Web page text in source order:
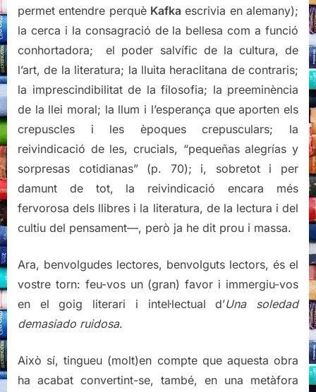
permet entendre perquè Kafka escrivia en alemany);
la cerca i la consagració de la bellesa com a funció
conhortadora; el poder salvífic de la cultura, de
l’art, de la literatura; la lluita heraclitana de contraris;
la imprescindibilitat de la filosofia; la preeminència
de la llei moral; la llum i l’esperança que aporten els
crepuscles i les èpoques crepusculars; la
reivindicació de les, crucials, “pequeñas alegrías y
sorpresas cotidianas” (p. 70); i, sobretot i per
damunt de tot, la reivindicació encara més
fervorosa dels llibres i la literatura, de la lectura i del
cultiu del pensament—, però ja he dit prou i massa.
Ara, benvolgudes lectores, benvolguts lectors, és el
vostre torn: feu-vos un (gran) favor i immergiu-vos
en el goig literari i intel·lectual d’Una soledad
demasiado ruidosa.
Això sí, tingueu (molt)en compte que aquesta obra
ha acabat convertint-se, també, en una metàfora